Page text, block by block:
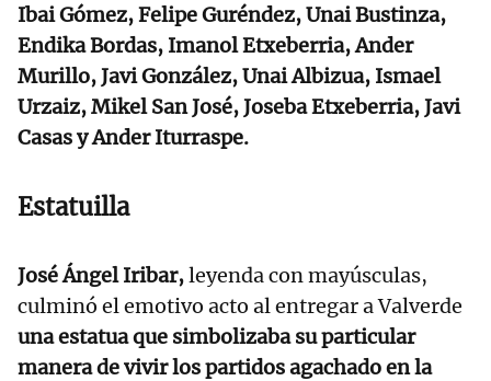
Ibai Gómez, Felipe Guréndez, Unai Bustinza,
Endika Bordas, Imanol Etxeberria, Ander
Murillo, Javi González, Unai Albizua, Ismael
Urzaiz, Mikel San José, Joseba Etxeberria, Javi
Casas y Ander Iturraspe.
Estatuilla
José Ángel Iribar,leyenda con mayúsculas,
culminó el emotivo acto al entregar a Valverde
una estatua que simbolizaba su particular
manera de vivir los partidos agachado en la